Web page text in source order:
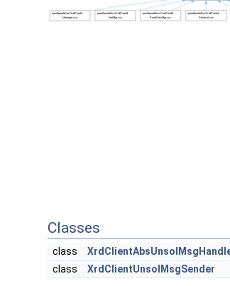
Classes
class
class
XrdClientUnsolMsgSender